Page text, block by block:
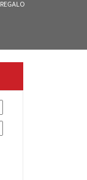
REGALO